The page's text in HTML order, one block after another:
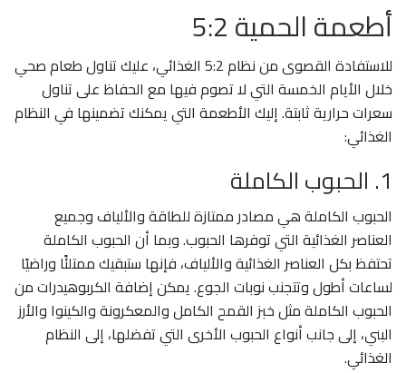
أطعمة الحمية 5:2
للاستفادة القصوى من نظام 5:2 الغذائي، عليك تناول طعام صحي
خلال الأيام الخمسة التي لا تصوم فيها مع الحفاظ على تناول
سعرات حرارية ثابتة. إليك الأطعمة التي يمكنك تضمينها في النظام
الغذائي:
1. الحبوب الكاملة
الحبوب الكاملة هي مصادر ممتازة للطاقة والألياف وجميع
العناصر الغذائية التي توفرها الحبوب. وبما أن الحبوب الكاملة
تحتفظ بكل العناصر الغذائية والألياف، فإنها ستبقيك ممتلئًا وراضيًا
لساعات أطول وتتجنب نوبات الجوع. يمكن إضافة الكربوهيدرات من
الحبوب الكاملة مثل خبز القمح الكامل والمعكرونة والكينوا والأرز
البني، إلى جانب أنواع الحبوب الأخرى التي تفضلها، إلى النظام
الغذائي.